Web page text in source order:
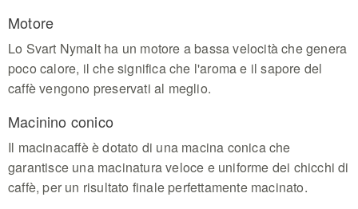
Motore
Lo Svart Nymalt ha un motore a bassa velocità che genera
poco calore, il che significa che l'aroma e il sapore del
caffè vengono preservati al meglio.
Macinino conico
Il macinacaffè è dotato di una macina conica che
garantisce una macinatura veloce e uniforme dei chicchi di
caffè, per un risultato finale perfettamente macinato.